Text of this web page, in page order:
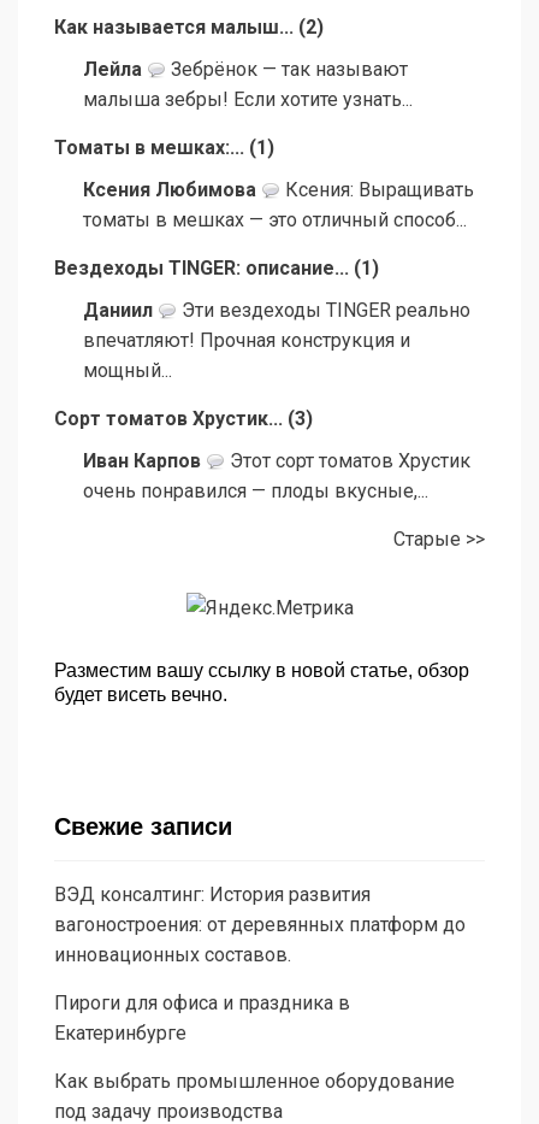
Как называется малыш... (2)
Лейла
Зебрёнок — так называют
малыша зебры! Если хотите узнать...
Томаты в мешках:... (1 )
Ксения Любимова
Ксения: Выращивать
томаты в мешках — это отличный способ...
Вездеходы TINGER: описание... (1 )
Даниил
Эти вездеходы TINGER реально
впечатляют! Прочная конструкция и
мощный...
Сорт томатов Хрустик... (3)
Иван Карпов
Этот сорт томатов Хрустик
очень понравился — плоды вкусные,...
Старые >>
Разместим вашу ссылку в новой статье, обзор
будет висеть вечно.
Свежие записи
ВЭД консалтинг: История развития
вагоностроения: от деревянных платформ до
инновационных составов.
Пироги для офиса и праздника в
Екатеринбурге
Как выбрать промышленное оборудование
под задачу производства